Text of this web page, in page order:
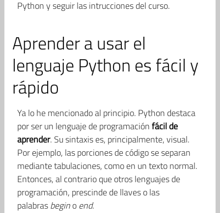
Python y seguir las intrucciones del curso.
Aprender a usar el
lenguaje Python es fácil y
rápido
Ya lo he mencionado al principio. Python destaca
por ser un lenguaje de programaciónfácil de
aprender. Su sintaxis es, principalmente, visual.
Por ejemplo, las porciones de código se separan
mediante tabulaciones, como en un texto normal.
Entonces, al contrario que otros lenguajes de
programación, prescinde de llaves o las
palabrasbeginoend.